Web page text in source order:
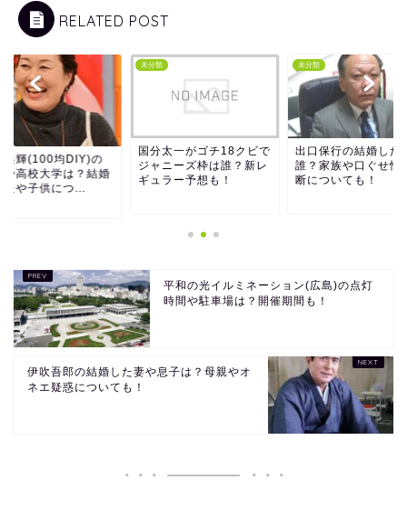
RELATED POST
美輝(100均DIY)の
や高校大学は？結婚
夫や子供につ...
未分類
国分太一がゴチ18クビで
ジャニーズ枠は誰？新レ
ギュラー予想も！
未分類
出口保行の結婚した
誰？家族や口ぐせ性
断についても！
平和の光イルミネーション(広島)の点灯
時間や駐車場は？開催期間も！
伊吹吾郎の結婚した妻や息子は？母親やオ
ネエ疑惑についても！